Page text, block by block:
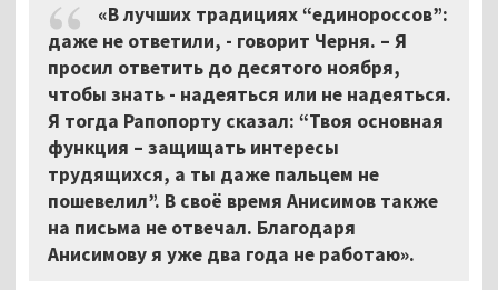
«В лучших традициях “единороссов”:
даже не ответили, - говорит Черня. – Я
просил ответить до десятого ноября,
чтобы знать - надеяться или не надеяться.
Я тогда Рапопорту сказал: “Твоя основная
функция – защищать интересы
трудящихся, а ты даже пальцем не
пошевелил”. В своё время Анисимов также
на письма не отвечал. Благодаря
Анисимову я уже два года не работаю».